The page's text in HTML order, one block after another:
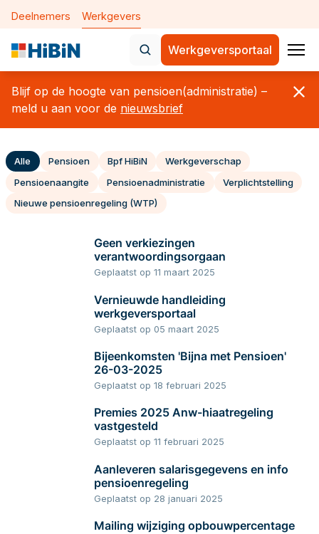
Deelnemers Werkgevers
Werkgeversportaal
Home
Nieuws
Mijn medewerkers
Mijn bedrijfsgegevens
Over Bpf HiBiN
Documenten
Contact
Blijf op de hoogte van pensioen(administratie) –
meld u aan voor de nieuwsbrief
Alle Pensioen Bpf HiBiN
Werkgeverschap
Pensioenaangite
Pensioenadministratie
Verplichtstelling
Nieuwe pensioenregeling (WTP)
Geen verkiezingen
verantwoordingsorgaan
Geplaatst op 11 maart 2025
Vernieuwde handleiding
werkgeversportaal
Geplaatst op 05 maart 2025
Bijeenkomsten 'Bijna met Pensioen'
26-03-2025
Geplaatst op 18 februari 2025
Premies 2025 Anw-hiaatregeling
vastgesteld
Geplaatst op 11 februari 2025
Aanleveren salarisgegevens en info
pensioenregeling
Geplaatst op 28 januari 2025
Mailing wijziging opbouwpercentage